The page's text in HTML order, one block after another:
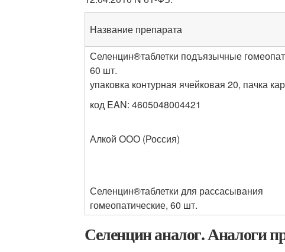
Название препарата
Селенцин®таблетки подъязычные
60 шт.
упаковка контурная ячейковая 20, пачка
код EAN: 4605048004421
Алкой ООО (Россия)
Селенцин®таблетки для рассасывания
гомеопатические, 60 шт.
Селенцин аналог. Аналоги